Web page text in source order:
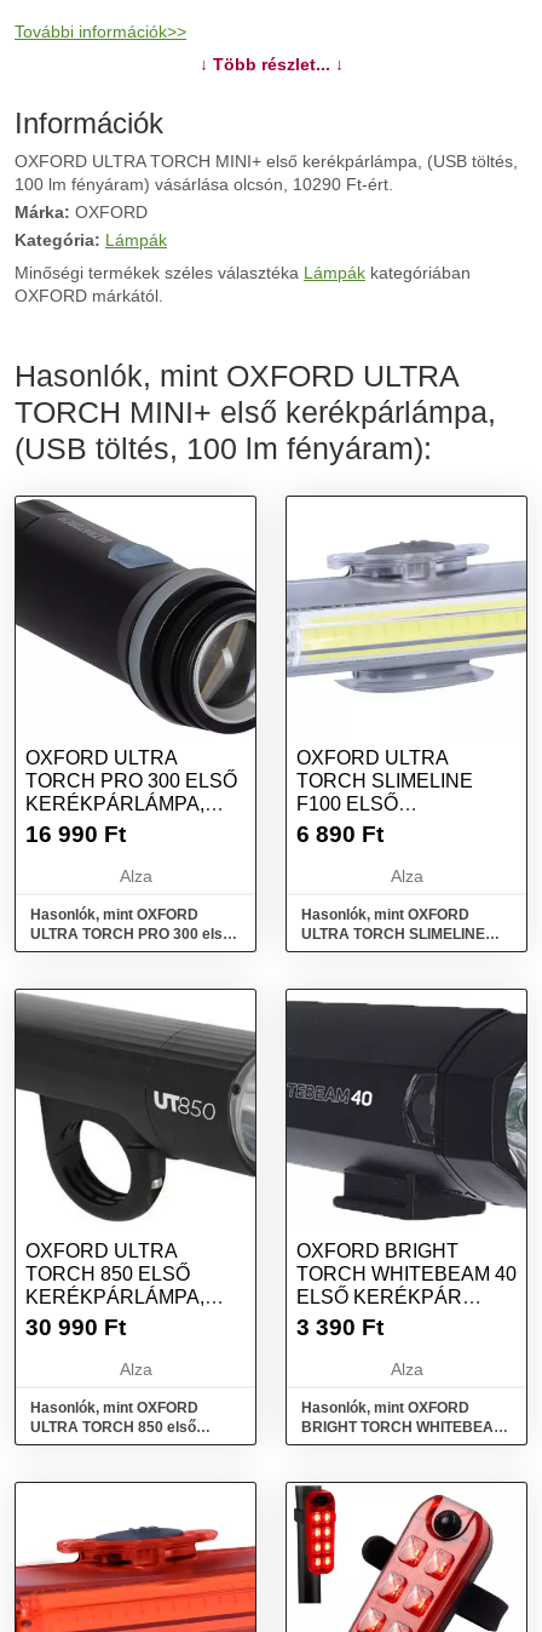
További információk>>
↓ Több részlet... ↓
Információk
OXFORD ULTRA TORCH MINI+ első kerékpárlámpa, (USB töltés,
100 lm fényáram) vásárlása olcsón, 10290 Ft-ért.
Márka: OXFORD
Kategória: Lámpák
Minőségi termékek széles választéka Lámpák kategóriában
OXFORD márkától.
Hasonlók, mint OXFORD ULTRA
TORCH MINI+ első kerékpárlámpa,
(USB töltés, 100 lm fényáram):
OXFORD ULTRA
TORCH PRO 300 ELSŐ
KERÉKPÁRLÁMPA,
(FÉNYÁRAM 300 LM)
16 990 Ft
Alza
Hasonlók, mint OXFORD
ULTRA TORCH PRO 300 első
kerékpárlámpa, (fényáram
OXFORD ULTRA
TORCH SLIMELINE
F100 ELSŐ
KERÉKPÁRLÁMPA,
6 890 Ft
Alza
Hasonlók, mint OXFORD
ULTRA TORCH SLIMELINE
F100 első kerékpárlámpa,
OXFORD ULTRA
TORCH 850 ELSŐ
KERÉKPÁRLÁMPA,
(FÉNYÁRAM 850 LM)
30 990 Ft
Alza
Hasonlók, mint OXFORD
ULTRA TORCH 850 első
kerékpárlámpa, (fényáram
OXFORD BRIGHT
TORCH WHITEBEAM 40
ELSŐ KERÉKPÁR
LÁMPA, (40 LM
3 390 Ft
Alza
Hasonlók, mint OXFORD
BRIGHT TORCH WHITEBEAM
40 Első kerékpár lámpa, (40